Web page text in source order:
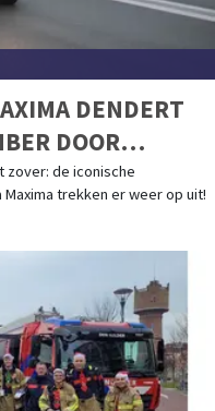
DENDERT
DOOR
zover: de iconische
trekken er weer op uit!